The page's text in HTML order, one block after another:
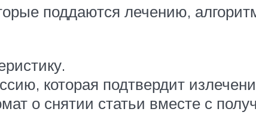
поддаются лечению,
которая подтвердит
о снятии статьи вместе с